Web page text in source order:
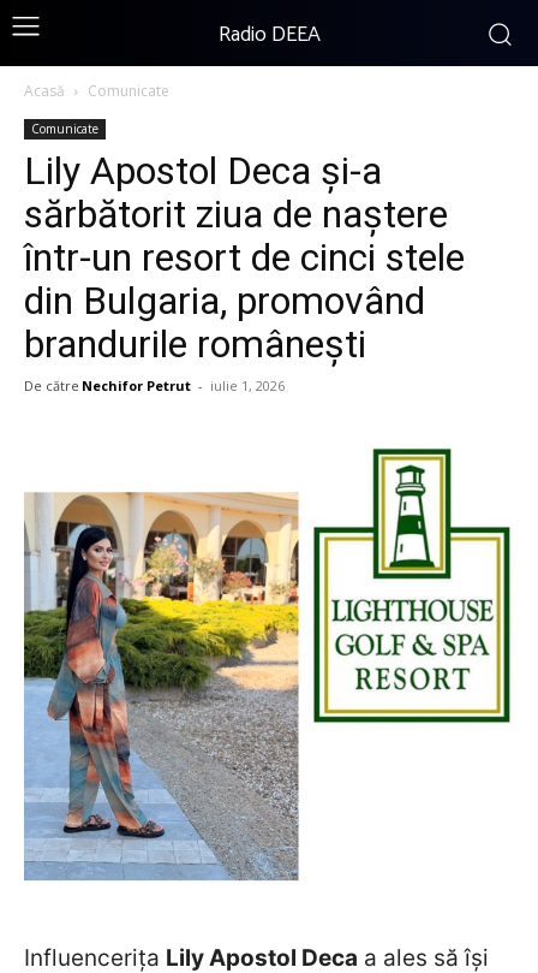
Radio DEEA
Acasă Comunicate
Comunicate
Lily Apostol Deca și-a
sărbătorit ziua de naștere
într-un resort de cinci stele
din Bulgaria, promovând
brandurile românești
De către Nechifor Petrut - iulie 1, 2026
Influencerița Lily Apostol Deca a ales să își